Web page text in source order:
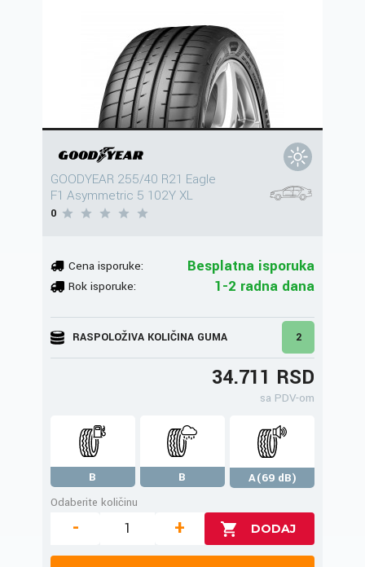
GOODYEAR 255/40 R21 Eagle
F1 Asymmetric 5 102Y XL
0
Cena isporuke: Besplatna isporuka
Rok isporuke: 1-2 radna dana
RASPOLOŽIVA KOLIČINA GUMA 2
34.711 RSD
sa PDV-om
B B
A(69 dB)
Odaberite količinu
- +